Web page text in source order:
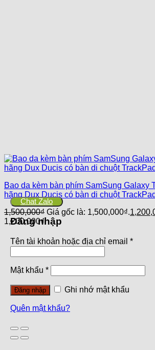
Bao da kèm bàn phím SamSung Galaxy
hãng Dux Ducis có bàn di chuột TrackPad
1,500,000₫ Giá gốc là: 1,500,000₫.
1,200,000₫.
Chat Zalo
Đăng nhập
Tên tài khoản hoặc địa chỉ email *
Mật khẩu *
Đăng nhập Ghi nhớ mật khẩu
Quên mật khẩu?